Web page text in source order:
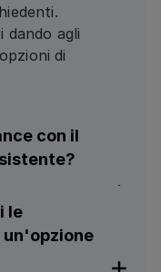
dando agli
di
con il
Sinistri
i dettagli
info
le
un'opzione